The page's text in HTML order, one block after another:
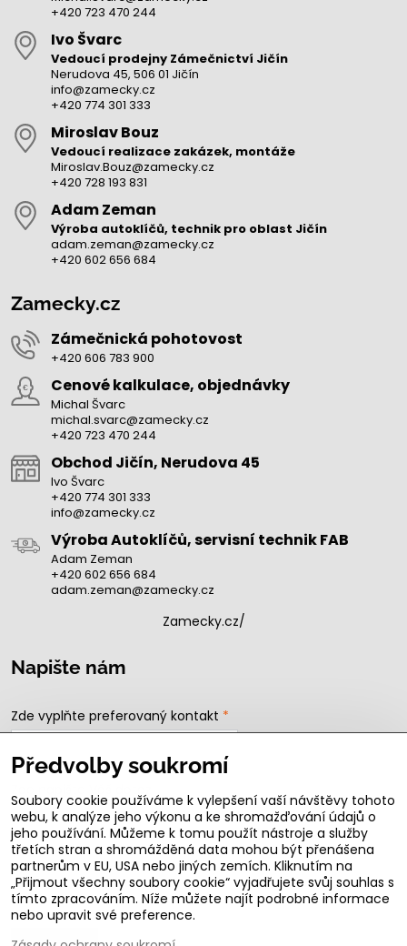
+420 723 470 244
Ivo Švarc
Vedoucí prodejny Zámečnictví Jičín
Nerudova 45, 506 01 Jičín
info@zamecky.cz
+420 774 301 333
Miroslav Bouz
Vedoucí realizace zakázek, montáže
Miroslav.Bouz@zamecky.cz
+420 728 193 831
Adam Zeman
Výroba autoklíčů, technik pro oblast Jičín
adam.zeman@zamecky.cz
+420 602 656 684
Zamecky.cz
Zámečnická pohotovost
+420 606 783 900
Cenové kalkulace, objednávky
Michal Švarc
michal.svarc@zamecky.cz
+420 723 470 244
Obchod Jičín, Nerudova 45
Ivo Švarc
+420 774 301 333
info@zamecky.cz
Výroba Autoklíčů, servisní technik FAB
Adam Zeman
+420 602 656 684
adam.zeman@zamecky.cz
Zamecky.cz/
Napište nám
Zde vyplňte preferovaný kontakt *
Zde napište Váš dotaz
Předvolby soukromí
Soubory cookie používáme k vylepšení vaší návštěvy tohoto
webu, k analýze jeho výkonu a ke shromažďování údajů o
jeho používání. Můžeme k tomu použít nástroje a služby
třetích stran a shromážděná data mohou být přenášena
partnerům v EU, USA nebo jiných zemích. Kliknutím na
„Přijmout všechny soubory cookie“ vyjadřujete svůj souhlas s
tímto zpracováním. Níže můžete najít podrobné informace
nebo upravit své preference.